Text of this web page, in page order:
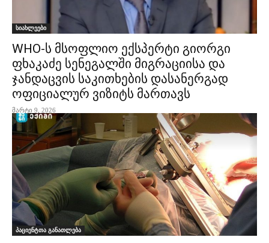
სიახლეები
WHO-ს მსოფლიო ექსპერტი გიორგი
ფხაკაძე სენეგალში მიგრაციისა და
ჯანდაცვის საკითხების დასანერგად
ოფიციალურ ვიზიტს მართავს
მარტი 9, 2026
პაციენტთა განათლება